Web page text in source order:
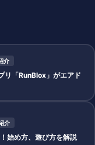
介
リ「RunBlox」がエアド
介
始め方、遊び方を解説